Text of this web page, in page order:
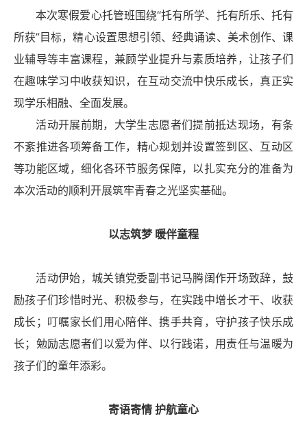
本次寒假爱心托管班围绕“托有所学、托有所乐、托有
所获”目标，精心设置思想引领、经典诵读、美术创作、课
业辅导等丰富课程，兼顾学业提升与素质培养，让孩子们
在趣味学习中收获知识，在互动交流中快乐成长，真正实
现学乐相融、全面发展。
活动开展前期，大学生志愿者们提前抵达现场，有条
不紊推进各项筹备工作，精心规划并设置签到区、互动区
等功能区域，细化各环节服务保障，以扎实充分的准备为
本次活动的顺利开展筑牢青春之光坚实基础。
以志筑梦 暖伴童程
活动伊始，城关镇党委副书记马腾阔作开场致辞，鼓
励孩子们珍惜时光、积极参与，在实践中增长才干、收获
成长；叮嘱家长们用心陪伴、携手共育，守护孩子快乐成
长；勉励志愿者们以爱为伴、以行践诺，用责任与温暖为
孩子们的童年添彩。
寄语寄情 护航童心